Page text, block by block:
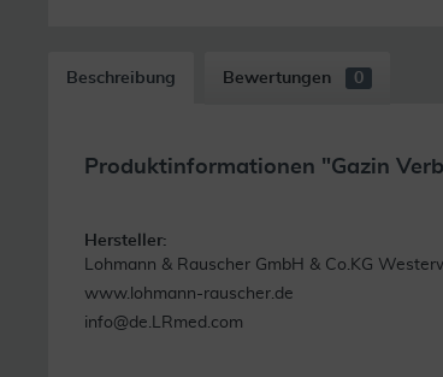
Beschreibung Bewertungen 0
Produktinformationen "Gazin
Hersteller:
Lohmann & Rauscher GmbH & Co.KG
www.lohmann-rauscher.de
info@de.LRmed.com